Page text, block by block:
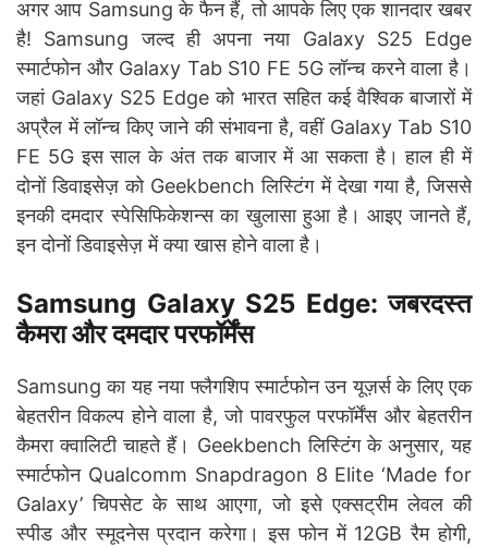
अगर आप Samsung के फैन हैं, तो आपके लिए एक शानदार खबर
है! Samsung जल्द ही अपना नया Galaxy S25 Edge
स्मार्टफोन और Galaxy Tab S10 FE 5G लॉन्च करने वाला है।
जहां Galaxy S25 Edge को भारत सहित कई वैश्विक बाजारों में
अप्रैल में लॉन्च किए जाने की संभावना है, वहीं Galaxy Tab S10
FE 5G इस साल के अंत तक बाजार में आ सकता है। हाल ही में
दोनों डिवाइसेज़ को Geekbench लिस्टिंग में देखा गया है, जिससे
इनकी दमदार स्पेसिफिकेशन्स का खुलासा हुआ है। आइए जानते हैं,
इन दोनों डिवाइसेज़ में क्या खास होने वाला है।
Samsung Galaxy S25 Edge: जबरदस्त
कैमरा और दमदार परफॉर्मेंस
Samsung का यह नया फ्लैगशिप स्मार्टफोन उन यूज़र्स के लिए एक
बेहतरीन विकल्प होने वाला है, जो पावरफुल परफॉर्मेंस और बेहतरीन
कैमरा क्वालिटी चाहते हैं। Geekbench लिस्टिंग के अनुसार, यह
स्मार्टफोन Qualcomm Snapdragon 8 Elite ‘Made for
Galaxy’ चिपसेट के साथ आएगा, जो इसे एक्सट्रीम लेवल की
स्पीड और स्मूदनेस प्रदान करेगा। इस फोन में 12GB रैम होगी,